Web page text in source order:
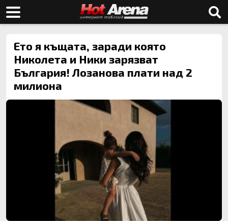
Ето я къщата, заради която
Николета и Ники зарязват
България! Лозанова плати над 2
милиона